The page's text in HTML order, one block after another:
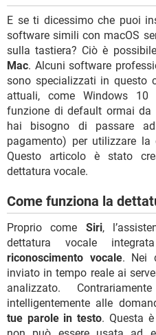
E se ti dicessimo che puoi
software simili con macOS
sulla tastiera? Ciò è
Mac. Alcuni software
sono specializzati in questo
attuali, come Windows 10
funzione di default ormai da
hai bisogno di passare
pagamento) per utilizzare
Questo articolo è stato
dettatura vocale.
Come funziona la
Proprio come Siri,
dettatura vocale
riconoscimento vocale. Nei
inviato in tempo reale ai
analizzato.
intelligentemente alle
tue parole in testo. Questa